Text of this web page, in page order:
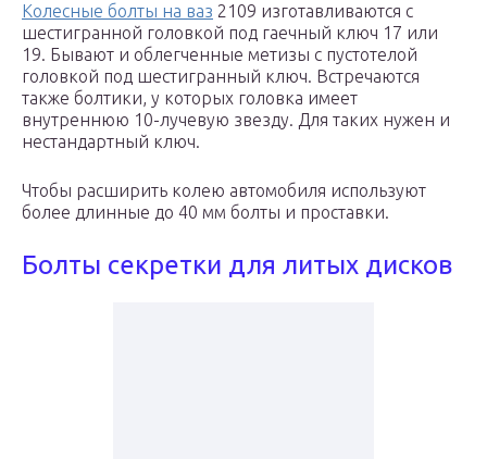
Колесные болты на ваз 2109 изготавливаются с
шестигранной головкой под гаечный ключ 17 или
19. Бывают и облегченные метизы с пустотелой
головкой под шестигранный ключ. Встречаются
также болтики, у которых головка имеет
внутреннюю 10-лучевую звезду. Для таких нужен и
нестандартный ключ.
Чтобы расширить колею автомобиля используют
более длинные до 40 мм болты и проставки.
Болты секретки для литых дисков